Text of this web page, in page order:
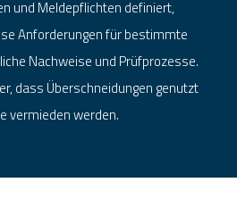
und Meldepflichten definiert,
Anforderungen für bestimmte
Nachweise und Prüfprozesse.
dass Überschneidungen genutzt
vermieden werden.